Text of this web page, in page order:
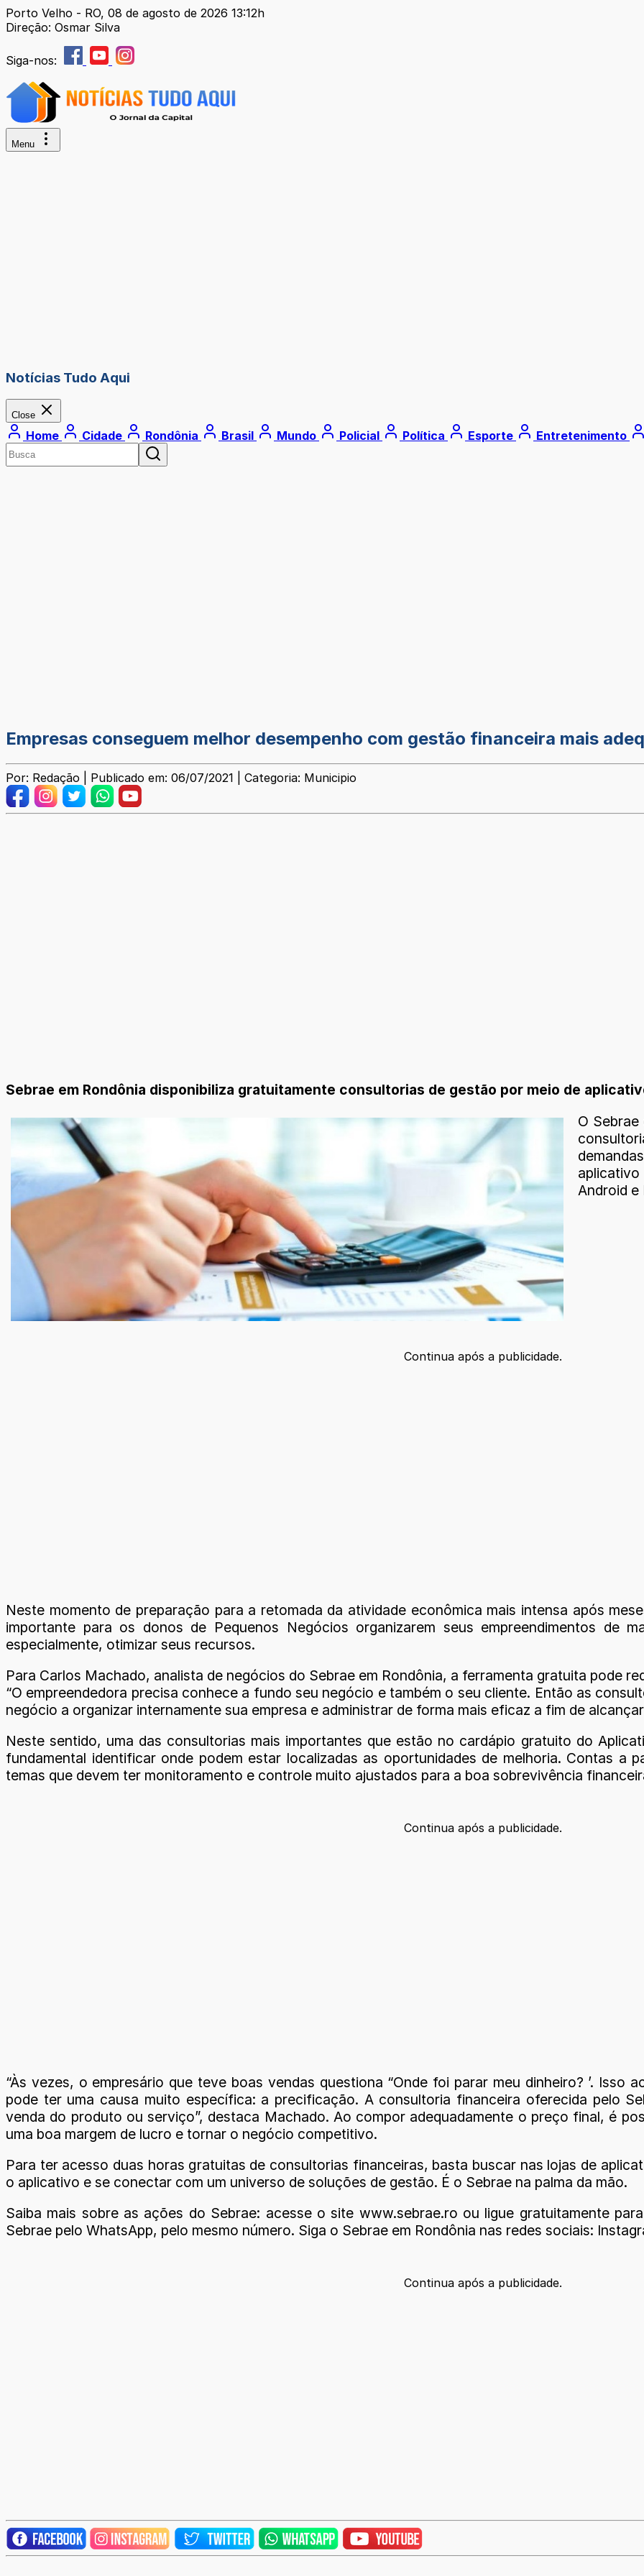
Porto Velho - RO, 08 de agosto de 2026 13:12h
Direção: Osmar Silva
Siga-nos:
Menu
Notícias Tudo Aqui
Close
Home Cidade Rondônia Brasil Mundo Policial Política Esporte Entretenimento
Empresas conseguem melhor desempenho com gestão financeira mais
Por: Redação | Publicado em: 06/07/2021 | Categoria: Municipio
Sebrae em Rondônia disponibiliza gratuitamente consultorias de gestão por meio de
O
Android e
Continua após a publicidade.
Neste momento de preparação para a retomada da atividade econômica mais intensa após
importante para os donos de Pequenos Negócios organizarem seus empreendimentos de
especialmente, otimizar seus recursos.
Para Carlos Machado, analista de negócios do Sebrae em Rondônia, a ferramenta gratuita pode
“O empreendedora precisa conhece a fundo seu negócio e também o seu cliente. Então as
negócio a organizar internamente sua empresa e administrar de forma mais eficaz a fim de
Neste sentido, uma das consultorias mais importantes que estão no cardápio gratuito do
fundamental identificar onde podem estar localizadas as oportunidades de melhoria. Contas a
temas que devem ter monitoramento e controle muito ajustados para a boa sobrevivência
Continua após a publicidade.
“Às vezes, o empresário que teve boas vendas questiona “Onde foi parar meu dinheiro? ’. Isso
pode ter uma causa muito específica: a precificação. A consultoria financeira oferecida pelo
venda do produto ou serviço”, destaca Machado. Ao compor adequadamente o preço final, é
uma boa margem de lucro e tornar o negócio competitivo.
Para ter acesso duas horas gratuitas de consultorias financeiras, basta buscar nas lojas de
o aplicativo e se conectar com um universo de soluções de gestão. É o Sebrae na palma da mão.
Saiba mais sobre as ações do Sebrae: acesse o site www.sebrae.ro ou ligue gratuitamente
Sebrae pelo WhatsApp, pelo mesmo número. Siga o Sebrae em Rondônia nas redes sociais:
Continua após a publicidade.